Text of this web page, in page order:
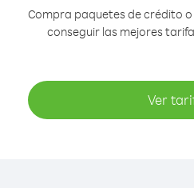
Compra paquetes de crédito
conseguir las mejores
Ver